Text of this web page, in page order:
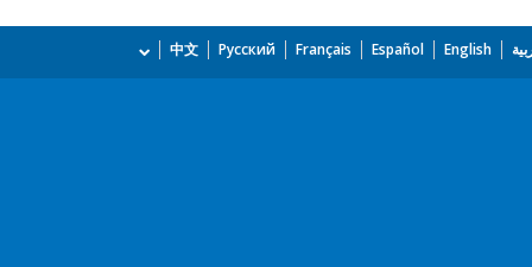
English
Español
Français
Русский
中文